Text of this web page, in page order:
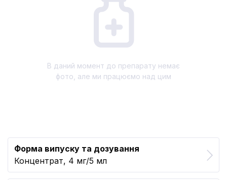
В даний момент до препарату немає
фото, але ми працюємо над цим
Форма випуску та дозування
Концентрат, 4 мг/5 мл